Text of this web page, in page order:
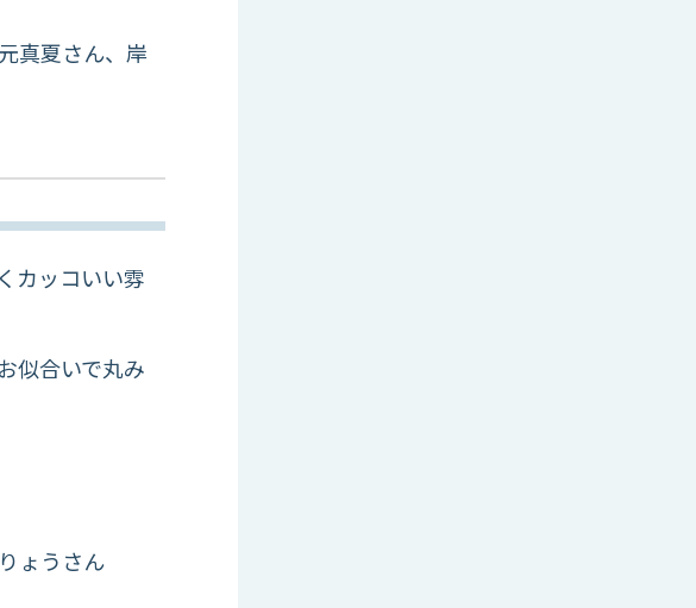
真夏さん、岸
カッコいい雰
似合いで丸み
ょうさん